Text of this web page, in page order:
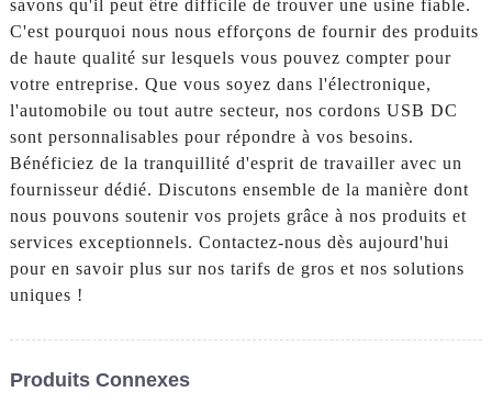
savons qu'il peut être difficile de trouver une usine fiable.
C'est pourquoi nous nous efforçons de fournir des produits
de haute qualité sur lesquels vous pouvez compter pour
votre entreprise. Que vous soyez dans l'électronique,
l'automobile ou tout autre secteur, nos cordons USB DC
sont personnalisables pour répondre à vos besoins.
Bénéficiez de la tranquillité d'esprit de travailler avec un
fournisseur dédié. Discutons ensemble de la manière dont
nous pouvons soutenir vos projets grâce à nos produits et
services exceptionnels. Contactez-nous dès aujourd'hui
pour en savoir plus sur nos tarifs de gros et nos solutions
uniques !
Produits Connexes